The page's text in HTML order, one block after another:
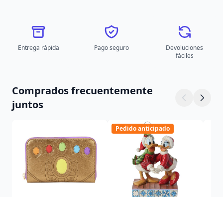
Entrega rápida Pago seguro
Devoluciones
fáciles
Comprados frecuentemente
juntos
Pedido anticipado